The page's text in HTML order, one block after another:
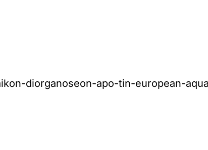
diorganoseon-apo-tin-european-